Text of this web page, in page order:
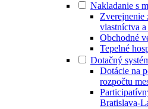
Nakladanie s
Zverejnenie
vlastníctva
Obchodné
Tepelné
Dotačný
Dotácie na
rozpočtu
Bratislava-